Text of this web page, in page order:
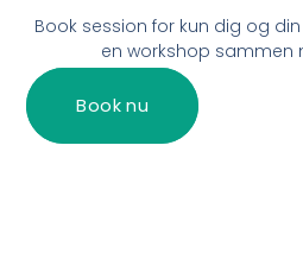
Book session for kun dig og
en workshop sammen
Book nu